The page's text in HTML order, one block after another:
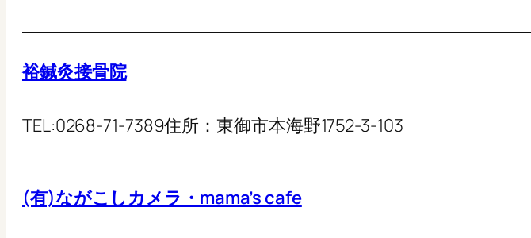
裕鍼灸接骨院
TEL:0268-71-7389住所： 東御市本海野1752-3-103
(有)ながこしカメラ・mama’s cafe